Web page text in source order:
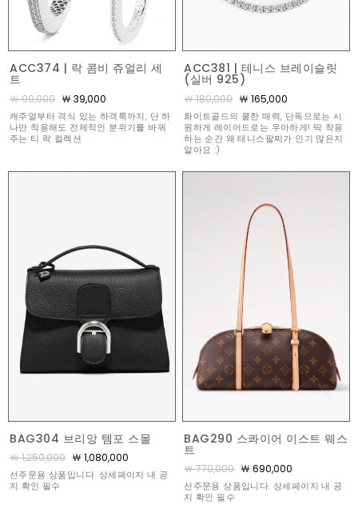
ACC374 | 락 콤비 쥬얼리 세
트
￦ 99,000 ￦ 39,000
캐주얼부터 격식 있는 하객룩까지, 단 하
나만 착용해도 전체적인 분위기를 바꿔
주는 티 락 컬렉션
ACC381 | 테니스 브레이슬릿
(실버 925)
￦ 180,000 ￦ 165,000
화이트골드의 쿨한 매력, 단독으로는 시
원하게 레이어드로는 우아하게! 딱 착용
하는 순간 왜 테니스팔찌가 인기 많은지
알아요 :)
BAG304 브리앙 템포 스몰
￦ 1,250,000 ￦ 1,080,000
선주문용 상품입니다. 상세페이지 내 공
지 확인 필수
BAG290 스콰이어 이스트 웨스
트
￦ 770,000 ￦ 690,000
선주문용 상품입니다. 상세페이지 내 공
지 확인 필수